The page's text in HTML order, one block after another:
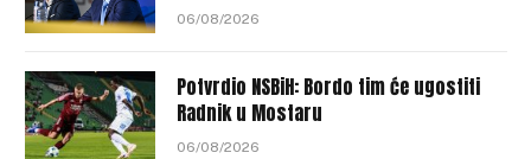
06/08/2026
Potvrdio NSBiH: Bordo tim će ugostiti
Radnik u Mostaru
06/08/2026